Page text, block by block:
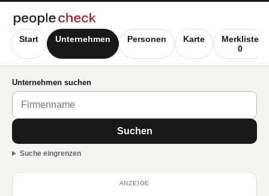
Start Unternehmen Personen Karte
Merkliste
0
Unternehmen suchen
Suchen
Suche eingrenzen
ANZEIGE